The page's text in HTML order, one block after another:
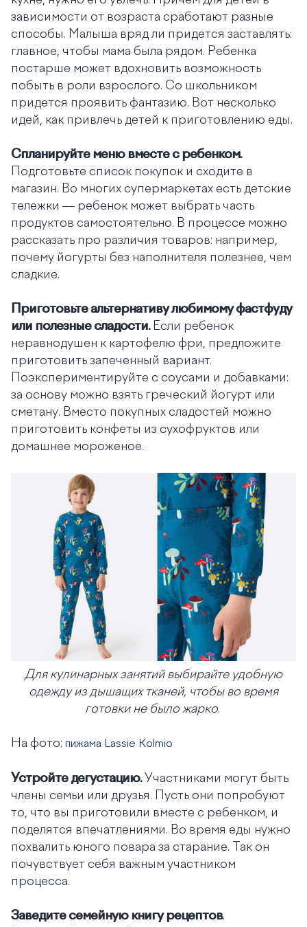
зависимости от возраста сработают разные
способы. Малыша вряд ли придется заставлять:
главное, чтобы мама была рядом. Ребенка
постарше может вдохновить возможность
побыть в роли взрослого. Со школьником
придется проявить фантазию. Вот несколько
идей, как привлечь детей к приготовлению еды.
Спланируйте меню вместе с ребенком.
Подготовьте список покупок и сходите в
магазин. Во многих супермаркетах есть детские
тележки — ребенок может выбрать часть
продуктов самостоятельно. В процессе можно
рассказать про различия товаров: например,
почему йогурты без наполнителя полезнее, чем
сладкие.
Приготовьте альтернативу любимому фастфуду
или полезные сладости.Если ребенок
неравнодушен к картофелю фри, предложите
приготовить запеченный вариант.
Поэкспериментируйте с соусами и добавками:
за основу можно взять греческий йогурт или
сметану. Вместо покупных сладостей можно
приготовить конфеты из сухофруктов или
домашнее мороженое.
Для кулинарных занятий выбирайте удобную
одежду из дышащих тканей, чтобы во время
готовки не было жарко.
На фото: пижама Lassie Kolmio
Устройте дегустацию.Участниками могут быть
члены семьи или друзья. Пусть они попробуют
то, что вы приготовили вместе с ребенком, и
поделятся впечатлениями. Во время еды нужно
похвалить юного повара за старание. Так он
почувствует себя важным участником
процесса.
Заведите семейную книгу рецептов.